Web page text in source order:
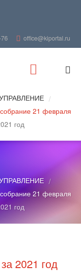
office@kiportal.ru
/
21 февраля
год
/
21 февраля
год
2021 год